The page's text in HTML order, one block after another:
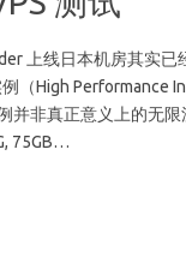
上线日本机房其实
（High Performance
并非真正意义上的无
75GB…